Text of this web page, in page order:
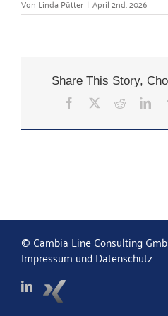
Von Linda Pütter | April 2nd, 2026
Share This Story,
Facebook Reddit
© Cambia Line Consulting
Impressum und Datenschutz